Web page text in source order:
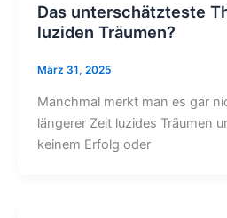
Das unterschätzteste
luziden Träumen?
März 31, 2025
Manchmal merkt man es gar
längerer Zeit luzides Träumen
keinem Erfolg oder